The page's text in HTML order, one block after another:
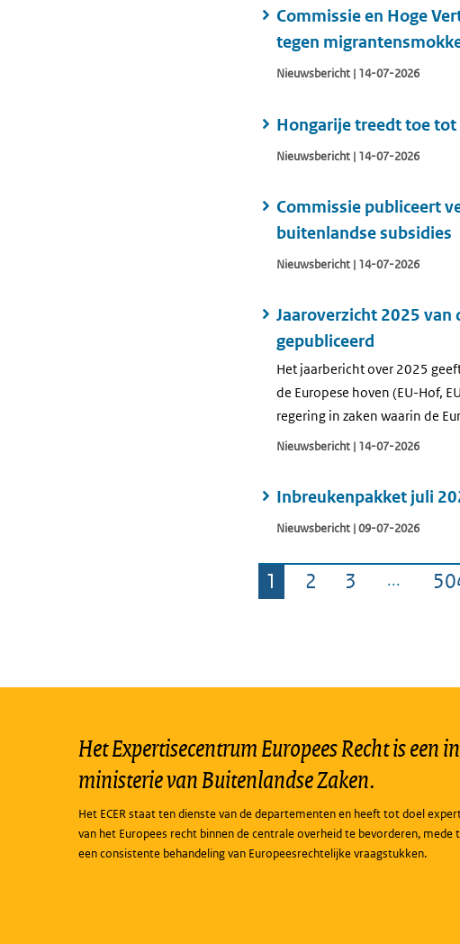
Commissie en Hoge
tegen
Nieuwsbericht | 14-07-2026
Hongarije treedt toe tot
Nieuwsbericht | 14-07-2026
Commissie publiceert
buitenlandse subsidies
Nieuwsbericht | 14-07-2026
Jaaroverzicht 2025 van
gepubliceerd
Het jaarbericht over 2025
de Europese hoven (EU-Hof,
regering in zaken waarin de
Nieuwsbericht | 14-07-2026
Inbreukenpakket juli
Nieuwsbericht | 09-07-2026
Pagina
1 Pagina
2 Pagina
3
Het Expertisecentrum Europees Recht is een
ministerie van Buitenlandse Zaken.
Het ECER staat ten dienste van de departementen en heeft tot doel
van het Europees recht binnen de centrale overheid te bevorderen, mede
een consistente behandeling van Europeesrechtelijke vraagstukken.